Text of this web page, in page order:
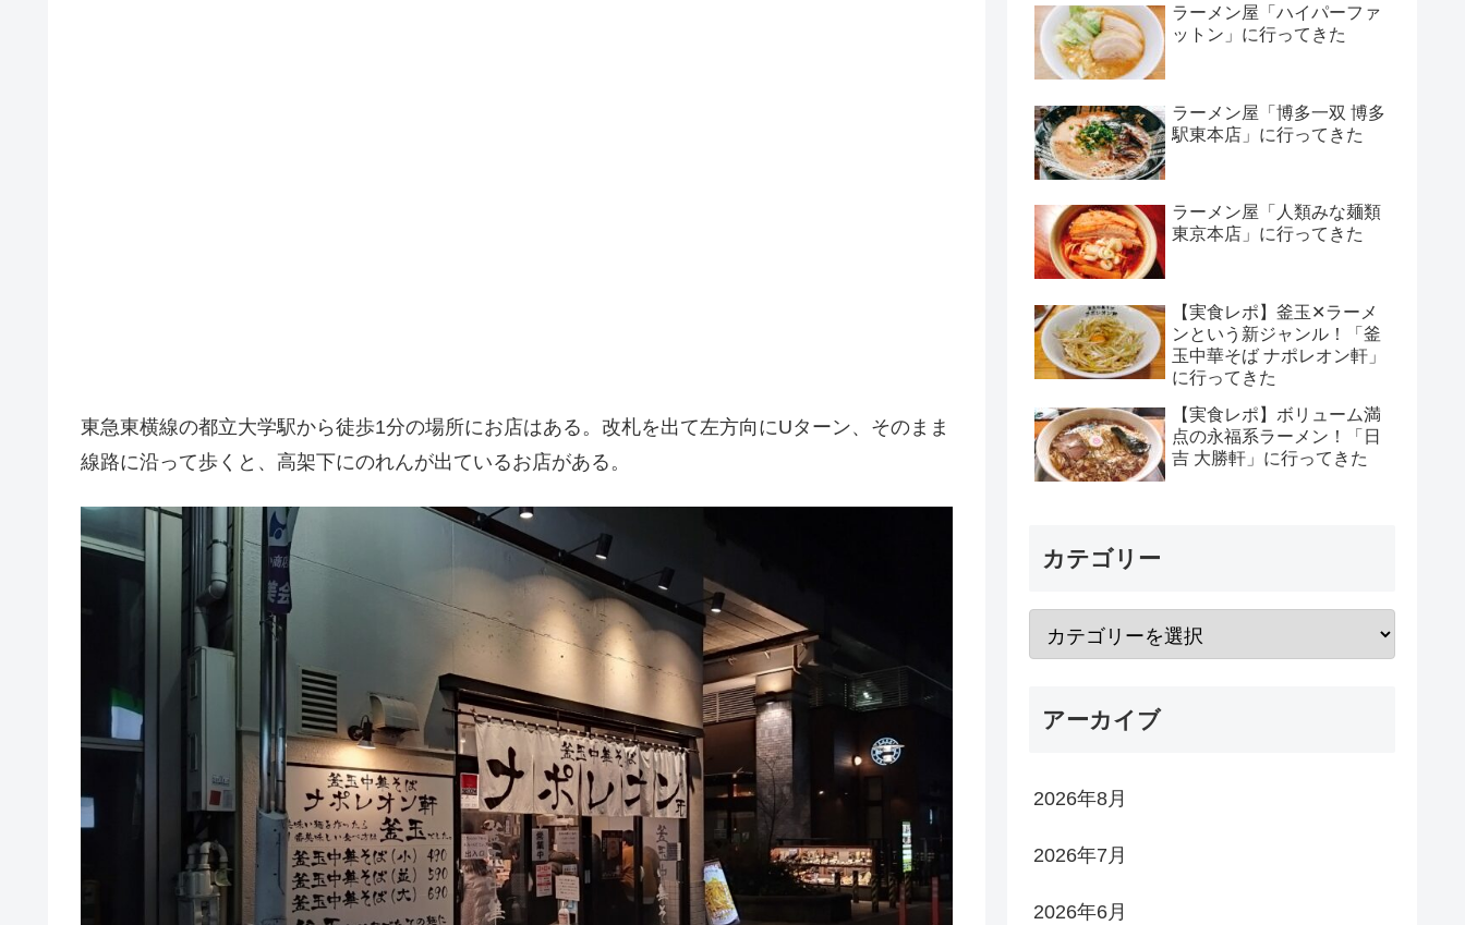
東急東横線の都立大学駅から徒歩1分の場所にお店はある。改札を出て左方向にUターン、そのまま
線路に沿って歩くと、高架下にのれんが出ているお店がある。
ラーメン屋「ハイパーファ
ットン」に行ってきた
ラーメン屋「博多一双 博多
駅東本店」に行ってきた
ラーメン屋「人類みな麺類
東京本店」に行ってきた
【実食レポ】釜玉✕ラーメ
ンという新ジャンル！「釜
玉中華そば ナポレオン軒」
に行ってきた
【実食レポ】ボリューム満
点の永福系ラーメン！「日
吉 大勝軒」に行ってきた
カテゴリー
アーカイブ
2026年8月
2026年7月
2026年6月